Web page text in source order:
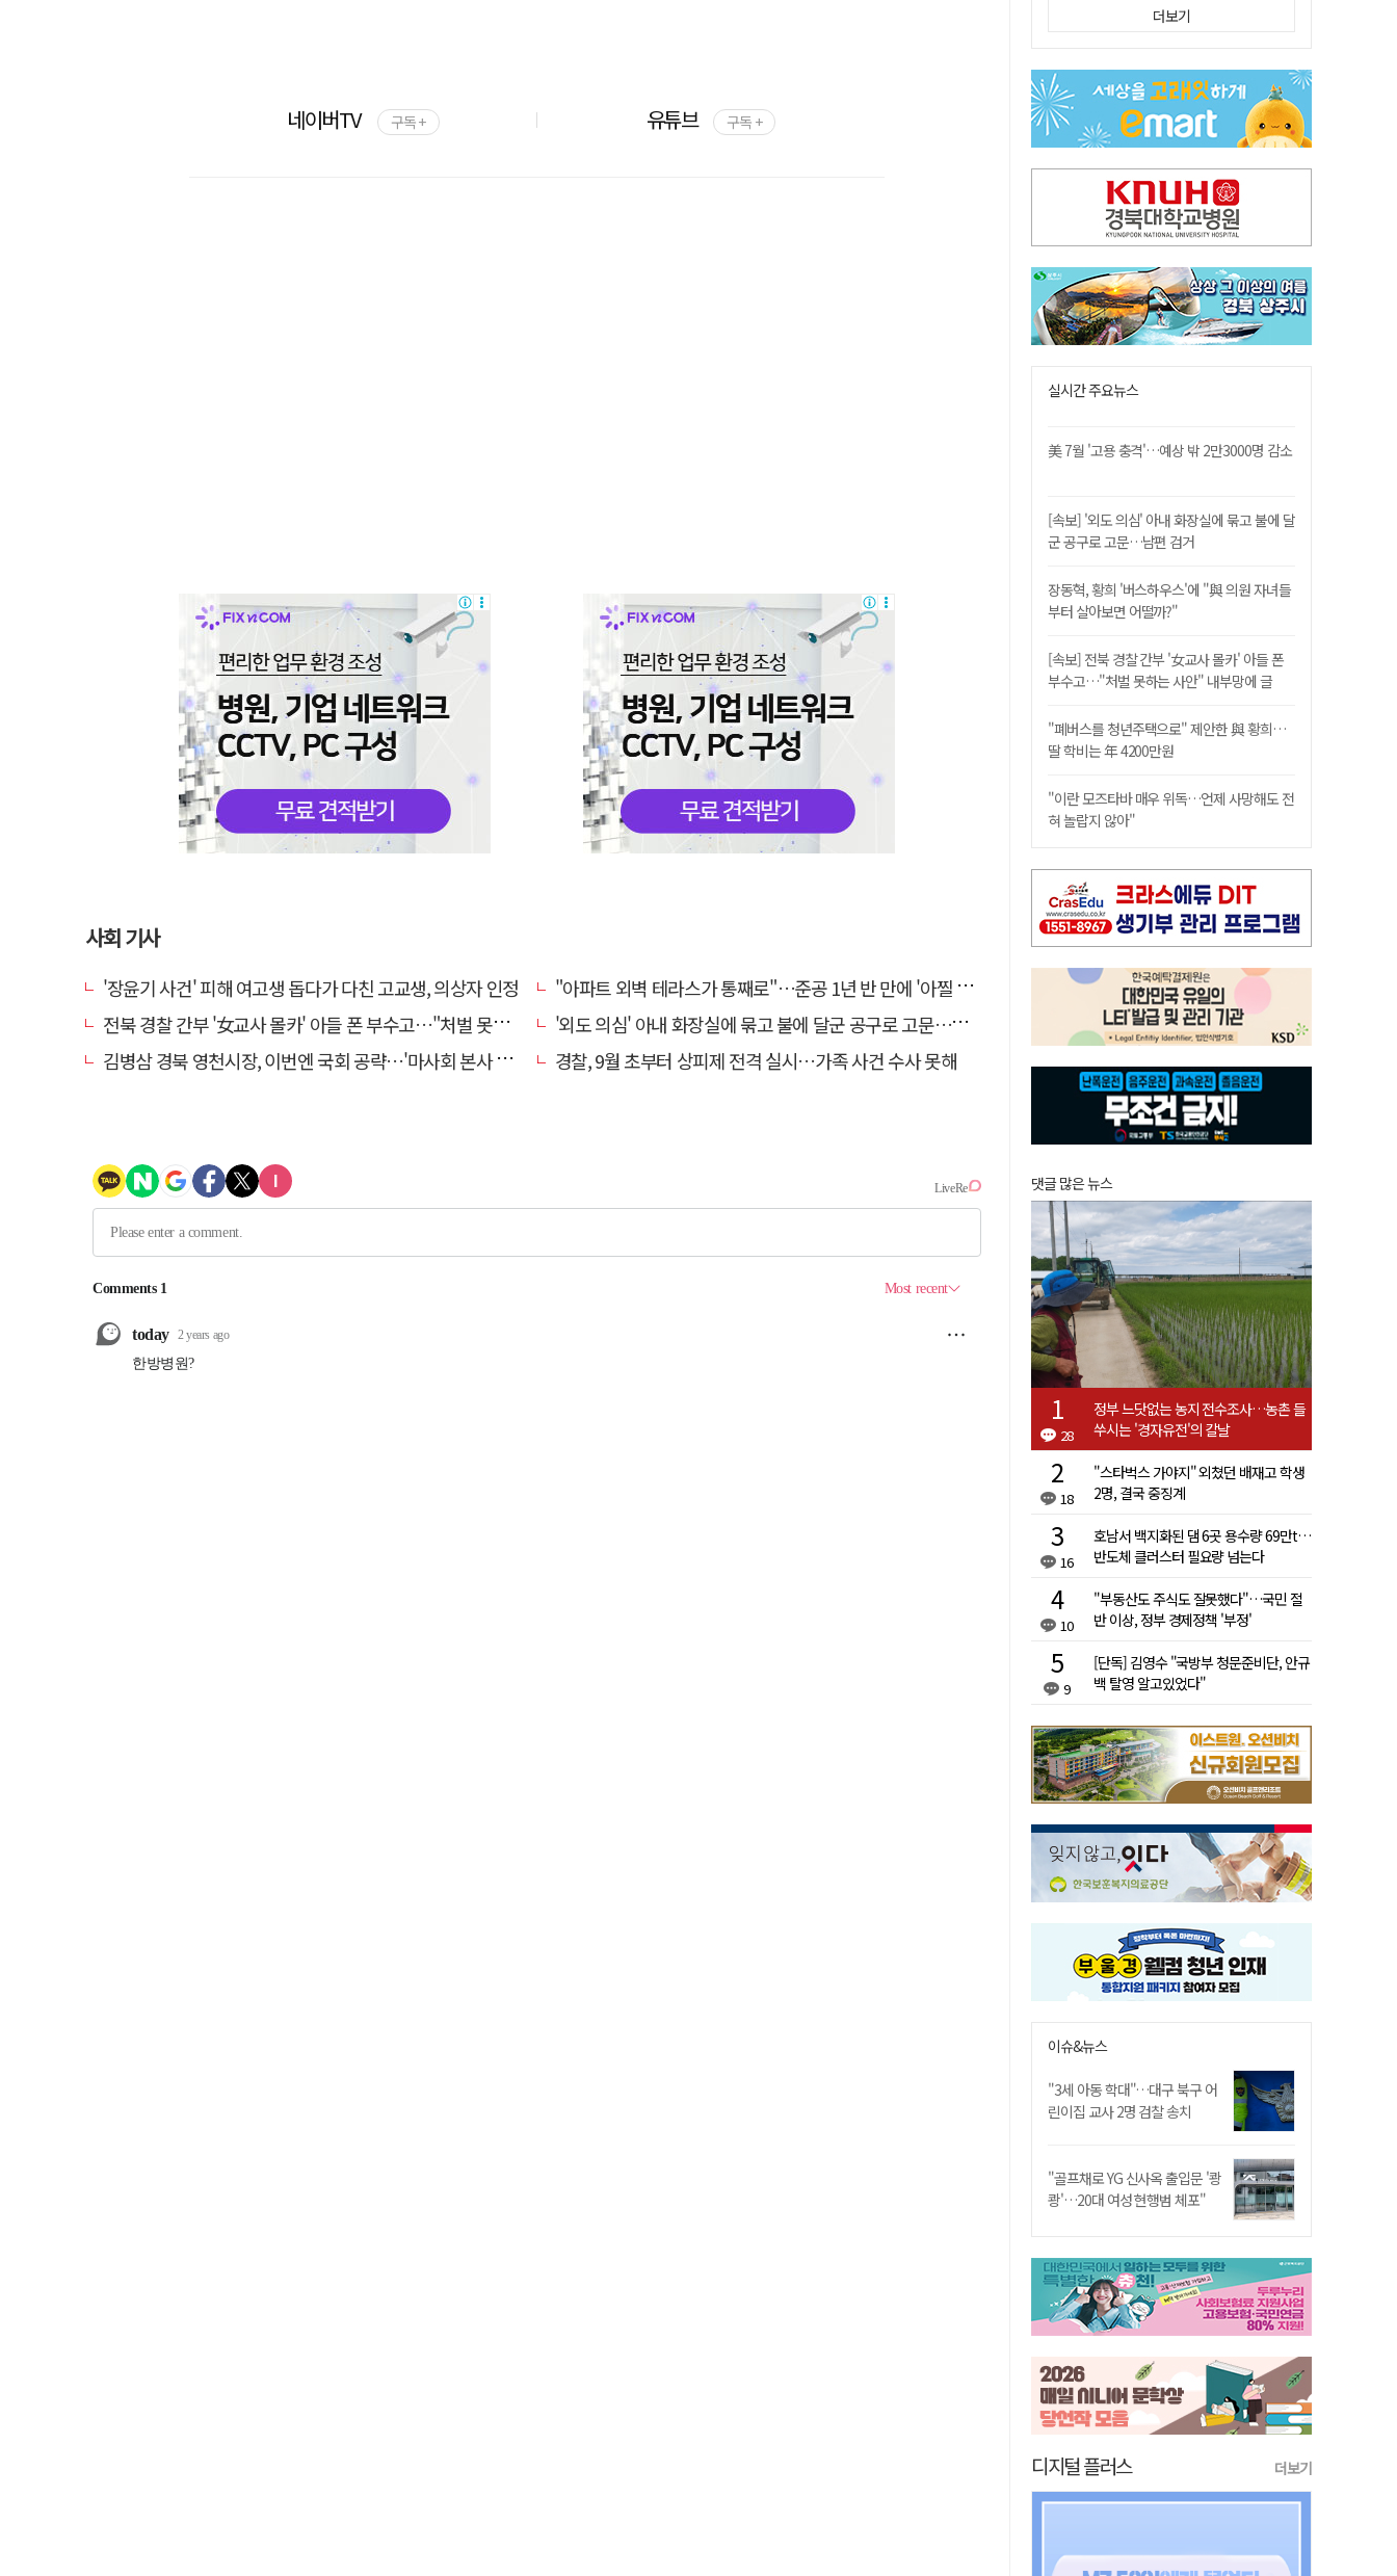
네이버TV 구독 + 유튜브 구독 +
사회 기사
'장윤기 사건' 피해 여고생 돕다가 다친 고교생, 의상자 인정
"아파트 외벽 테라스가 통째로"…준공 1년 반 만에 '아찔 사고'
전북 경찰 간부 '女교사 몰카' 아들 폰 부수고…"처벌 못하는 사안" 내부망에 글
'외도 의심' 아내 화장실에 묶고 불에 달군 공구로 고문…남편 검거
김병삼 경북 영천시장, 이번엔 국회 공략…'마사회 본사 이전·광역교통망 확충' 요청
경찰, 9월 초부터 상피제 전격 실시…가족 사건 수사 못해
임시휴업 들어갔던 홈플러스 영주점, 7일 영업 재개…지하 1층만 운영
SK하이닉스, 주당 375원 분기 배당 공시…"3분기 중 주주환원 방안 확정"
이의준 전 경북도 새마을봉사과장, 제28대 울릉군 부군수 취임
"상법개정해도 주주가 '봉'"…하이닉스 솔리다임 상장설에 술렁[개미와글와글]
더보기
실시간 주요뉴스
美 7월 '고용 충격'…예상 밖 2만3000명 감소
[속보] '외도 의심' 아내 화장실에 묶고 불에 달
군 공구로 고문…남편 검거
장동혁, 황희 '버스하우스'에 "與 의원 자녀들
부터 살아보면 어떨까?"
[속보] 전북 경찰 간부 '女교사 몰카' 아들 폰
부수고…"처벌 못하는 사안" 내부망에 글
"폐버스를 청년주택으로" 제안한 與 황희…
딸 학비는 年 4200만원
"이란 모즈타바 매우 위독…언제 사망해도 전
혀 놀랍지 않아"
댓글 많은 뉴스
28
정부 느닷없는 농지 전수조사…농촌 들
쑤시는 '경자유전'의 칼날
18
"스타벅스 가야지" 외쳤던 배재고 학생
2명, 결국 중징계
16
호남서 백지화된 댐 6곳 용수량 69만t…
반도체 클러스터 필요량 넘는다
10
"부동산도 주식도 잘못했다"…국민 절
반 이상, 정부 경제정책 '부정'
9
[단독] 김영수 "국방부 청문준비단, 안규
백 탈영 알고있었다"
이슈&뉴스
"3세 아동 학대"…대구 북구 어
린이집 교사 2명 검찰 송치
"골프채로 YG 신사옥 출입문 '쾅
쾅'…20대 여성 현행범 체포"
디지털 플러스 더보기